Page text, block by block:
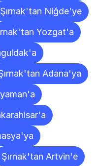
Şırnak'tan Niğde'ye
Yozgat'a
Adana'ya
Şırnak'tan Artvin'e